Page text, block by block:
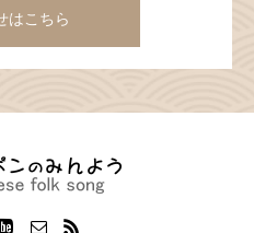
はこちら